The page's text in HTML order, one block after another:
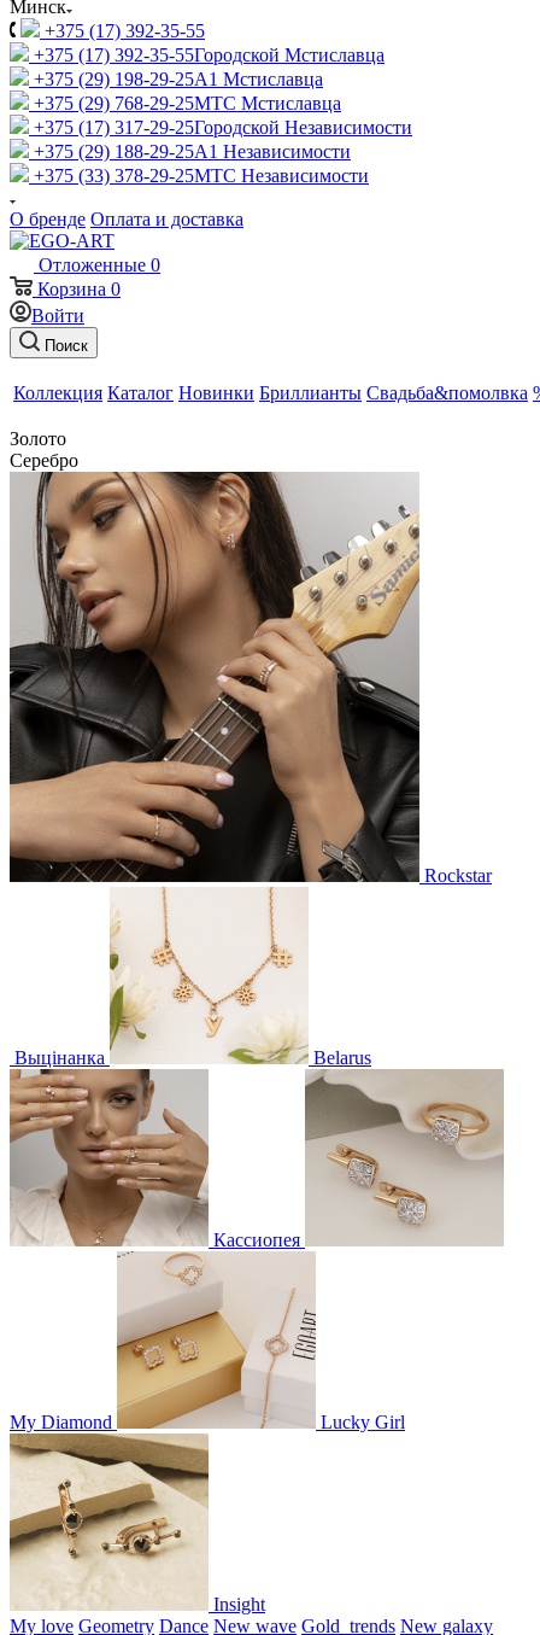
Минск
+375 (17) 392-35-55
+375 (17) 392-35-55Городской Мстиславца
+375 (29) 198-29-25A1 Мстиславца
+375 (29) 768-29-25МТС Мстиславца
+375 (17) 317-29-25Городской Независимости
+375 (29) 188-29-25A1 Независимости
+375 (33) 378-29-25МТС Независимости
О бренде Оплата и доставка
Отложенные 0
Корзина 0
Войти
Поиск
Коллекция Каталог Новинки Бриллианты Свадьба&помолвка
Золото
Серебро
Rockstar
Выцінанка Belarus
Кассиопея
My Diamond Lucky Girl
Insight
My love Geometry Dance New wave Gold_trends New galaxy